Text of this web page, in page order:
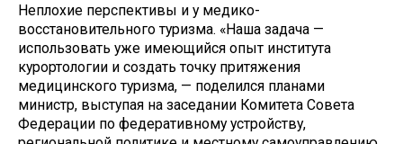
Неплохие перспективы и у медико-
восстановительного туризма. «Наша задача —
использовать уже имеющийся опыт института
курортологии и создать точку притяжения
медицинского туризма, — поделился планами
министр, выступая на заседании Комитета Совета
Федерации по федеративному устройству,